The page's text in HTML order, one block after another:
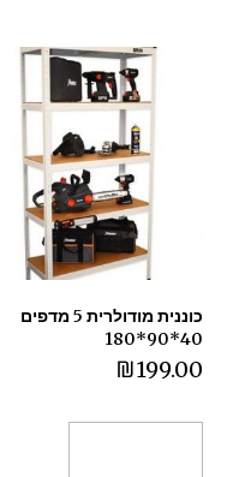
כוננית מודולרית 5 מדפים
40*90*180
₪199.00